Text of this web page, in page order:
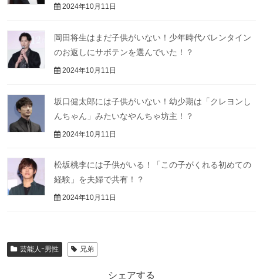
2024年10月11日
岡田将生はまだ子供がいない！少年時代バレンタイン
のお返しにサボテンを選んでいた！？
2024年10月11日
坂口健太郎には子供がいない！幼少期は「クレヨンし
んちゃん」みたいなやんちゃ坊主！？
2024年10月11日
松坂桃李には子供がいる！「この子がくれる初めての
経験」を夫婦で共有！？
2024年10月11日
芸能人ｰ男性 兄弟
シェアする